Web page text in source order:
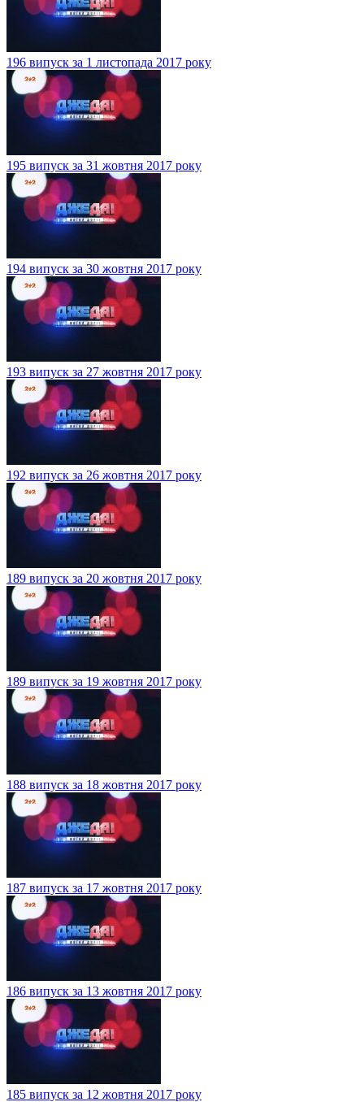
196 випуск за 1 листопада 2017 року
195 випуск за 31 жовтня 2017 року
194 випуск за 30 жовтня 2017 року
193 випуск за 27 жовтня 2017 року
192 випуск за 26 жовтня 2017 року
189 випуск за 20 жовтня 2017 року
189 випуск за 19 жовтня 2017 року
188 випуск за 18 жовтня 2017 року
187 випуск за 17 жовтня 2017 року
186 випуск за 13 жовтня 2017 року
185 випуск за 12 жовтня 2017 року